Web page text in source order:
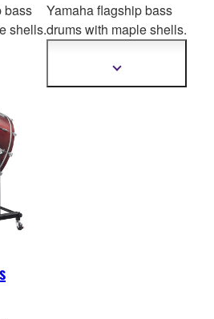
bass
shells.
Yamaha flagship bass
drums with maple shells.
depth than CB-9000
Series.
Mehr